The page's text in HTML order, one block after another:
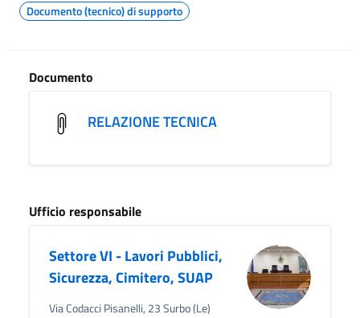
Documento (tecnico) di supporto
Documento
RELAZIONE TECNICA
Ufficio responsabile
Settore VI - Lavori Pubblici,
Sicurezza, Cimitero, SUAP
Via Codacci Pisanelli, 23 Surbo (Le)